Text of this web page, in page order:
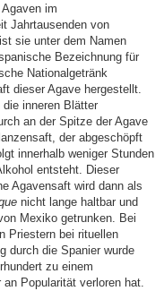
im
Jahrtausenden von
sie unter dem Namen
Bezeichnung für
Nationalgetränk
dieser Agave hergestellt.
inneren Blätter
an der Spitze der Agave
der abgeschöpft
innerhalb weniger Stunden
entsteht. Dieser
Agavensaft wird dann als
nicht lange haltbar und
Mexiko getrunken. Bei
Priestern bei rituellen
durch die Spanier wurde
zu einem
Popularität verloren hat.